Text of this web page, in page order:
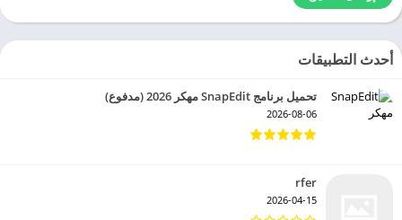
أحدث التطبيقات
تحميل برنامج SnapEdit مهكر 2026 (مدفوع)
2026-08-06
rfer
2026-04-15